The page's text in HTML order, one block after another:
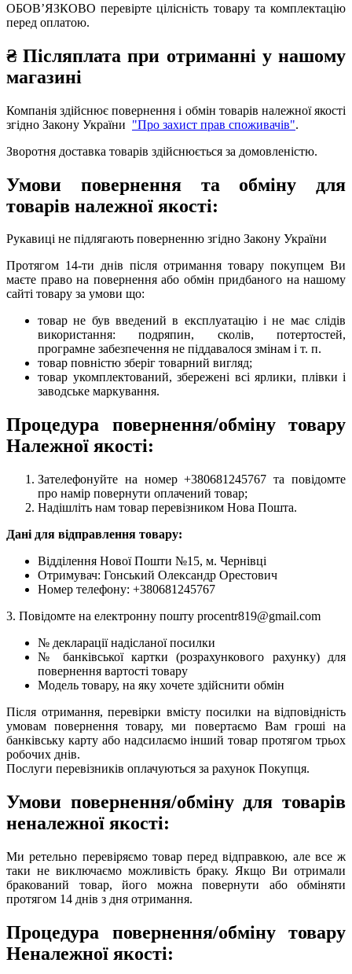
ОБОВ’ЯЗКОВО перевірте цілісність товару та комплектацію
перед оплатою.
₴Післяплата при отриманні у нашому
магазині
Компанія здійснює повернення і обмін товарів належної якості
згідно Закону України "Про захист прав споживачів".
Зворотня доставка товарів здійснюється за домовленістю.
Умови повернення та обміну для
товарів належної якості:
Рукавиці не підлягають поверненню згідно Закону України
Протягом 14-ти днів після отримання товару покупцем Ви
маєте право на повернення або обмін придбаного на нашому
сайті товару за умови що:
товар не був введений в експлуатацію і не має слідів
використання: подряпин, сколів, потертостей,
програмне забезпечення не піддавалося змінам і т. п.
товар повністю зберіг товарний вигляд;
товар укомплектований, збережені всі ярлики, плівки і
заводське маркування.
Процедура повернення/обміну товару
Належної якості:
Зателефонуйте на номер +380681245767 та повідомте
про намір повернути оплачений товар;
Надішліть нам товар перевізником Нова Пошта.
Дані для відправлення товару:
Відділення Нової Пошти №15, м. Чернівці
Отримувач: Гонський Олександр Орестович
Номер телефону: +380681245767
3. Повідомте на електронну пошту procentr819@gmail.com
№ декларації надісланої посилки
№ банківської картки (розрахункового рахунку) для
повернення вартості товару
Модель товару, на яку хочете здійснити обмін
Після отримання, перевірки вмісту посилки на відповідність
умовам повернення товару, ми повертаємо Вам гроші на
банківську карту або надсилаємо інший товар протягом трьох
робочих днів.
Послуги перевізників оплачуються за рахунок Покупця.
Умови повернення/обміну для товарів
неналежної якості:
Ми ретельно перевіряємо товар перед відправкою, але все ж
таки не виключаємо можливість браку. Якщо Ви отримали
бракований товар, його можна повернути або обміняти
протягом 14 днів з дня отримання.
Процедура повернення/обміну товару
Неналежної якості: